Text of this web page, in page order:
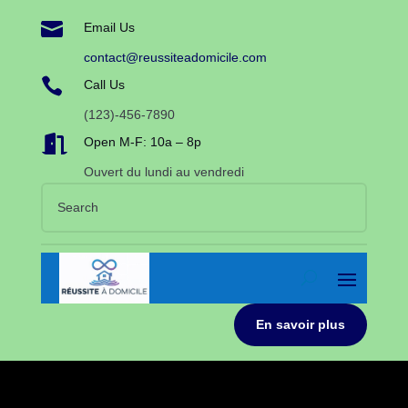
 Email Us
contact@reussiteadomicile.com
 Call Us
(123)-456-7890
 Open M-F: 10a – 8p
Ouvert du lundi au vendredi
En savoir plus